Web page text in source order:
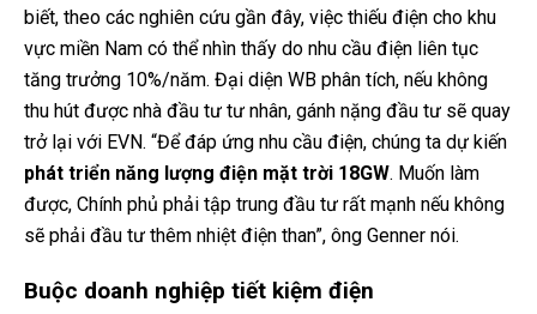
biết, theo các nghiên cứu gần đây, việc thiếu điện cho khu
vực miền Nam có thể nhìn thấy do nhu cầu điện liên tục
tăng trưởng 10%/năm. Đại diện WB phân tích, nếu không
thu hút được nhà đầu tư tư nhân, gánh nặng đầu tư sẽ quay
trở lại với EVN. “Để đáp ứng nhu cầu điện, chúng ta dự kiến
phát triển năng lượng điện mặt trời 18GW. Muốn làm
được, Chính phủ phải tập trung đầu tư rất mạnh nếu không
sẽ phải đầu tư thêm nhiệt điện than”, ông Genner nói.
Buộc doanh nghiệp tiết kiệm điện